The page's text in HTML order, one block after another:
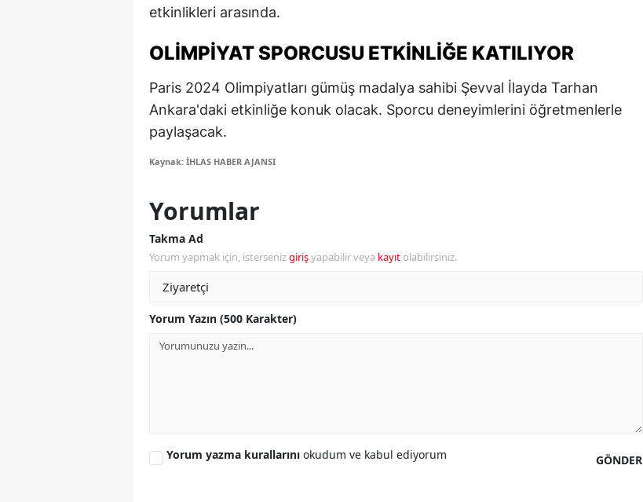
Hakkari
Isparta
Kütahya
etkinlikleri arasında.
OLIMPIYAT SPORCUSU ETKINLIĞE KATILIYOR
Paris 2024 Olimpiyatları gümüş madalya sahibi Şevval İlayda Tarhan
Ankara'daki etkinliğe konuk olacak. Sporcu deneyimlerini öğretmenlerle
paylaşacak.
Kaynak: İHLAS HABER AJANSI
Yorumlar
Takma Ad
Yorum yapmak için, istersenizgirişyapabilir veya kayıt olabilirsiniz.
Yorum Yazın (500 Karakter)
GÖNDER
Yorum yazma kurallarını okudum ve kabul ediyorum